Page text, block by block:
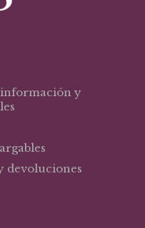
información y
devoluciones